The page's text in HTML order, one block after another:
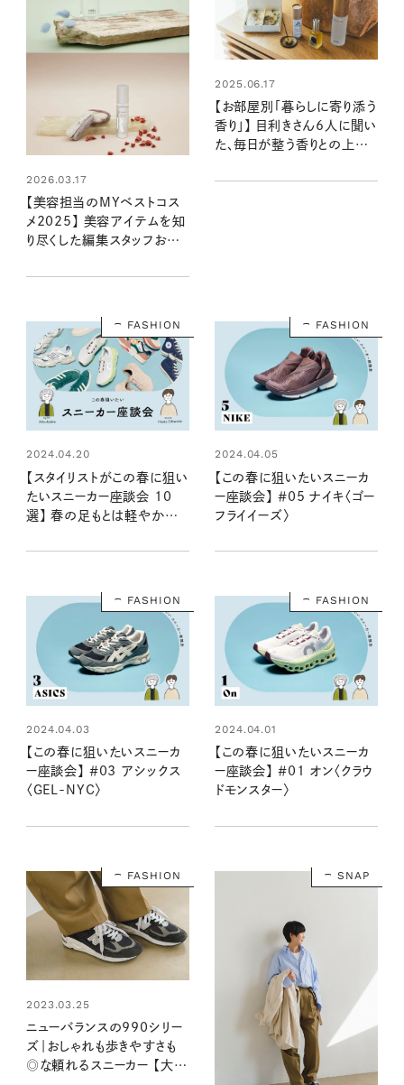
2026.03.17
【美容担当のMYベストコス
メ2025】 美容アイテムを知
り尽くした編集スタッフおす
ら！
2025.06.17
【お部屋別「暮らしに寄り添う
香り」】 目利きさん6人に聞い
た、毎日が整う香りとの上手
FASHION
2024.04.20
【スタイリストがこの春に狙い
たいスニーカー座談会 10
選】 春の足もとは軽やかな
FASHION
2024.04.05
【この春に狙いたいスニーカ
ー座談会】 ＃05 ナイキ〈ゴー
フライイーズ〉
FASHION
2024.04.03
【この春に狙いたいスニーカ
ー座談会】 ＃03 アシックス
〈GEL-NYC〉
FASHION
2024.04.01
【この春に狙いたいスニーカ
ー座談会】 ＃01 オン〈クラウ
ドモンスター〉
FASHION
2023.03.25
ニューバランスの990シリー
ズ｜おしゃれも歩きやすさも
◎な頼れるスニーカー 【大人
SNAP